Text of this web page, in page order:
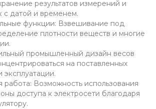
результатов измерений и
с датой и временем.
функции: Взвешивание под
плотности веществ и многие
промышленный дизайн весов
на поставленных
эксплуатации.
работа: Возможность использования
доступа к электросети благодаря